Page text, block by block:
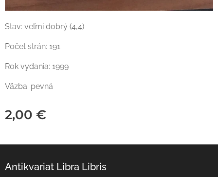
Stav: veľmi dobrý (4,4)
Počet strán: 191
Rok vydania: 1999
Väzba: pevná
2,00 €
Antikvariat Libra Libris